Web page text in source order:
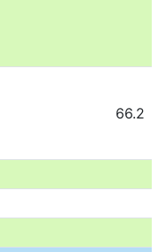
66.2